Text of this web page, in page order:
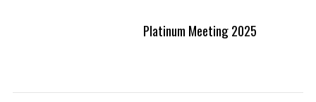
Platinum Meeting 2025